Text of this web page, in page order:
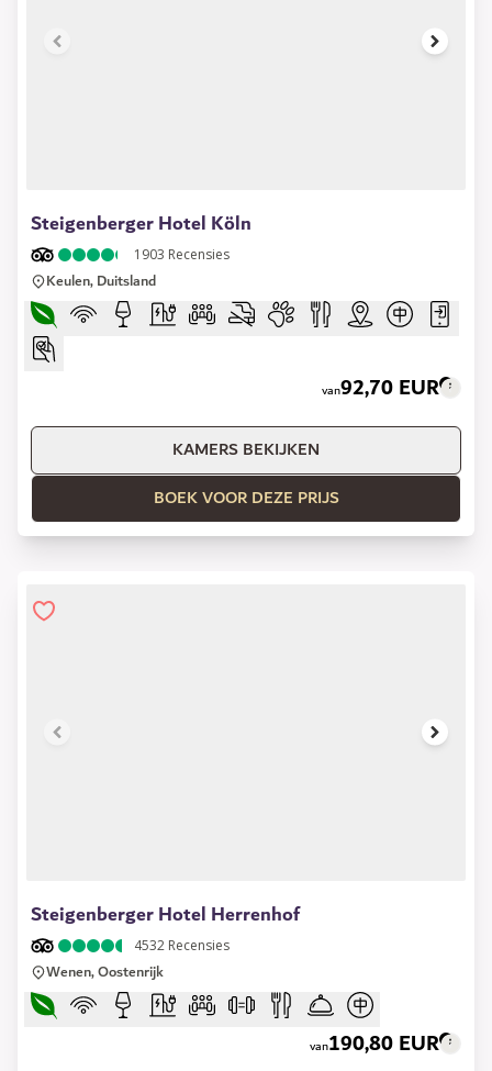
Steigenberger Hotel Köln
1903 Recensies
Keulen, Duitsland
van92,70 EUR
KAMERS BEKIJKEN
BOEK VOOR DEZE PRIJS
Steigenberger Hotel Herrenhof
4532 Recensies
Wenen, Oostenrijk
van190,80 EUR